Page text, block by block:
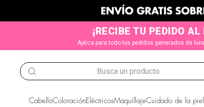
¡RECIBE TU PEDIDO
Aplica para todo los pedidos generados de
Busca un producto
CabelloColoraciónEléctricosMaquillajeCuidado de la piel
TÉRMINOS MÁS BUSCADOS